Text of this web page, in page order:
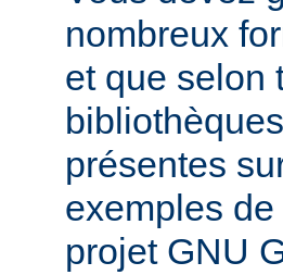
nombreux
et que selon
présentes
exemples
projet GNU